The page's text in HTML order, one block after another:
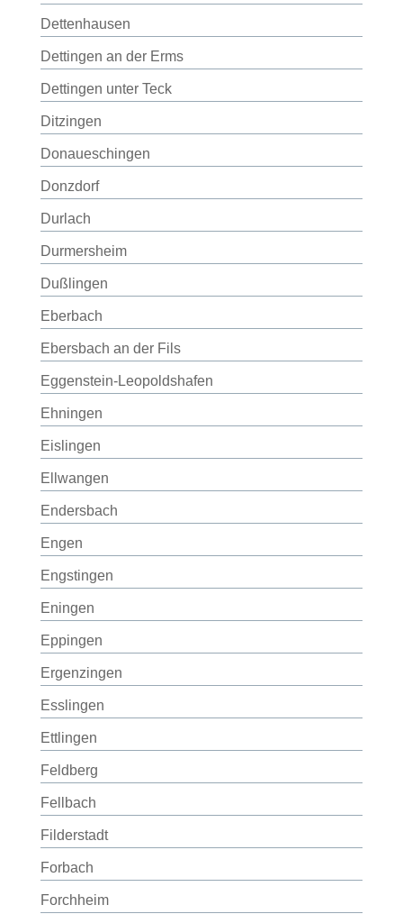
Dettenhausen
Dettingen an der Erms
Dettingen unter Teck
Ditzingen
Donaueschingen
Donzdorf
Durlach
Durmersheim
Dußlingen
Eberbach
Ebersbach an der Fils
Eggenstein-Leopoldshafen
Ehningen
Eislingen
Ellwangen
Endersbach
Engen
Engstingen
Eningen
Eppingen
Ergenzingen
Esslingen
Ettlingen
Feldberg
Fellbach
Filderstadt
Forbach
Forchheim